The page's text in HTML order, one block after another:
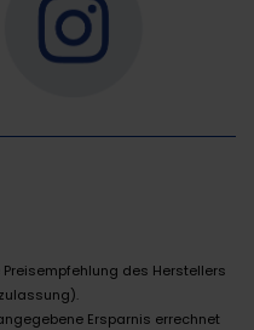
des Herstellers
Ersparnis errechnet